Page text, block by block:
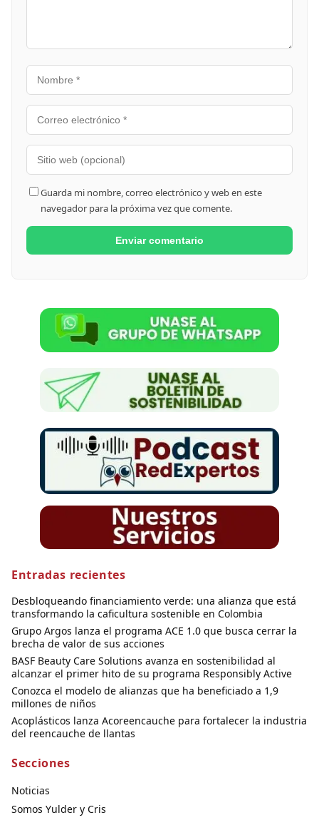
Guarda mi nombre, correo electrónico y web en este
navegador para la próxima vez que comente.
Entradas recientes
Desbloqueando financiamiento verde: una alianza que está
transformando la caficultura sostenible en Colombia
Grupo Argos lanza el programa ACE 1.0 que busca cerrar la
brecha de valor de sus acciones
BASF Beauty Care Solutions avanza en sostenibilidad al
alcanzar el primer hito de su programa Responsibly Active
Conozca el modelo de alianzas que ha beneficiado a 1,9
millones de niños
Acoplásticos lanza Acoreencauche para fortalecer la industria
del reencauche de llantas
Secciones
Noticias
Somos Yulder y Cris